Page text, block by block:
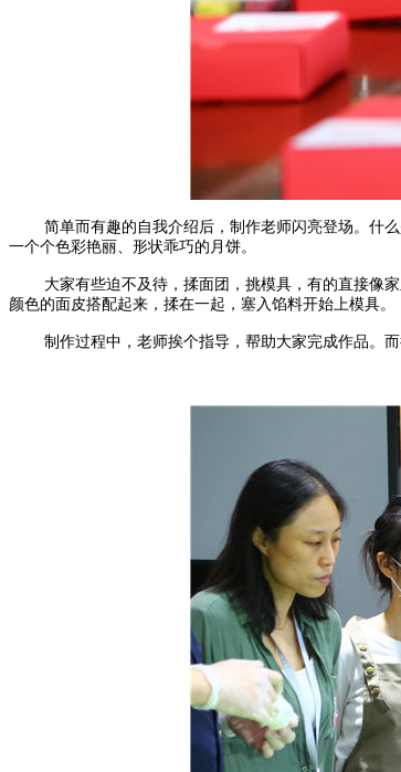
简单而有趣的自我介绍后，制作老师闪亮登场。什
一个个色彩艳丽、形状乖巧的月饼。
大家有些迫不及待，揉面团，挑模具，有的直接像
颜色的面皮搭配起来，揉在一起，塞入馅料开始上模具。
制作过程中，老师挨个指导，帮助大家完成作品。